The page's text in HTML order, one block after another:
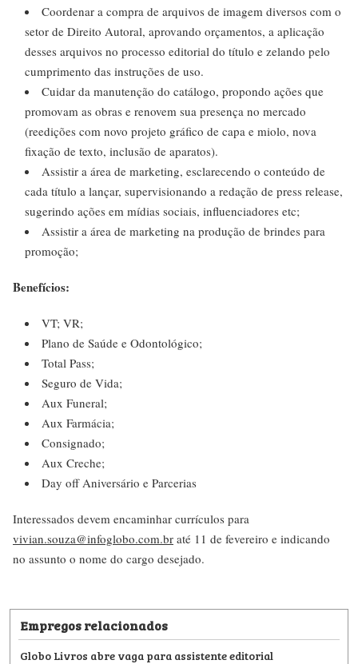
Coordenar a compra de arquivos de imagem diversos com o
setor de Direito Autoral, aprovando orçamentos, a aplicação
desses arquivos no processo editorial do título e zelando pelo
cumprimento das instruções de uso.
Cuidar da manutenção do catálogo, propondo ações que
promovam as obras e renovem sua presença no mercado
(reedições com novo projeto gráfico de capa e miolo, nova
fixação de texto, inclusão de aparatos).
Assistir a área de marketing, esclarecendo o conteúdo de
cada título a lançar, supervisionando a redação de press release,
sugerindo ações em mídias sociais, influenciadores etc;
Assistir a área de marketing na produção de brindes para
promoção;
Benefícios:
VT; VR;
Plano de Saúde e Odontológico;
Total Pass;
Seguro de Vida;
Aux Funeral;
Aux Farmácia;
Consignado;
Aux Creche;
Day off Aniversário e Parcerias
Interessados devem encaminhar currículos para
vivian.souza@infoglobo.com.br até 11 de fevereiro e indicando
no assunto o nome do cargo desejado.
Empregos relacionados
Globo Livros abre vaga para assistente editorial